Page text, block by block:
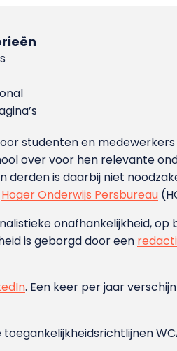
studenten en medewerkers
over voor hen relevante
is daarbij niet
Hoger Onderwijs Persbureau
onafhankelijkheid, op
is geborgd door een
. Een keer per jaar